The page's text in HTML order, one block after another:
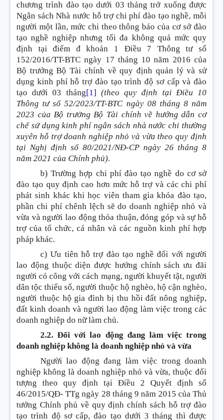
chương trình đào tạo dưới 03 tháng trở xuống được
Ngân sách Nhà nước hỗ trợ chi phí đào tạo nghề, mỗi
người một lần, mức chi theo thông báo của cơ sở đào
tạo nghề nghiệp nhưng tối đa không quá mức quy
định tại điểm đ khoản 1 Điều 7 Thông tư số
152/2016/TT-BTC ngày 17 tháng 10 năm 2016 của
Bộ trưởng Bộ Tài chính về quy định quản lý và sử
dụng kinh phí hỗ trợ đào tạo trình độ sơ cấp và đào
tạo dưới 03 tháng[1] (theo quy định tại Điều 10
Thông tư số 52/2023/TT-BTC ngày 08 tháng 8 năm
2023 của Bộ trưởng Bộ Tài chính về hướng dẫn cơ
chế sử dụng kinh phí ngân sách nhà nước chi thường
xuyên hỗ trợ doanh nghiệp nhỏ và vừa theo quy định
tại Nghị định số 80/2021/NĐ-CP ngày 26 tháng 8
năm 2021 của Chính phủ).
b) Trường hợp chi phí đào tạo nghề do cơ sở
đào tạo quy định cao hơn mức hỗ trợ và các chi phí
phát sinh khác khi học viên tham gia khóa đào tạo,
phần chi phí chênh lệch sẽ do doanh nghiệp nhỏ và
vừa và người lao động thỏa thuận, đóng góp và sự hỗ
trợ của tổ chức, cá nhân và các nguồn kinh phí hợp
pháp khác.
c) Ưu tiên hỗ trợ đào tạo nghề đối với người
lao động thuộc diện được hưởng chính sách ưu đãi
người có công với cách mạng, người khuyết tật, người
dân tộc thiểu số, người thuộc hộ nghèo, hộ cận nghèo,
người thuộc hộ gia đình bị thu hồi đất nông nghiệp,
đất kinh doanh và người lao động làm việc trong các
doanh nghiệp do nữ làm chủ.
2.2. Đối với lao động đang làm việc trong
doanh nghiệp không là doanh nghiệp nhỏ và vừa
Người lao động đang làm việc trong doanh
nghiệp không là doanh nghiệp nhỏ và vừa, thuộc đối
tượng theo quy định tại Điều 2 Quyết định số
46/2015/QĐ- TTg ngày 28 tháng 9 năm 2015 của Thủ
tướng Chính phủ về quy định chính sách hỗ trợ đào
tạo trình độ sơ cấp, đào tạo dưới 3 tháng thì được